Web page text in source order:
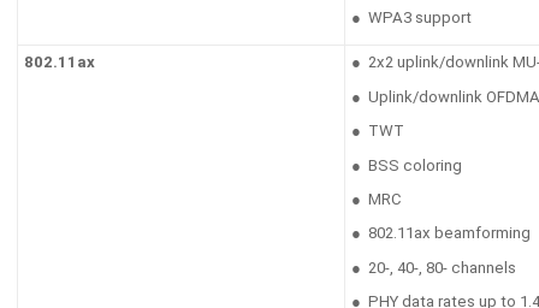
● WPA3 support
802.11ax
● 2x2 uplink/downlink
● Uplink/downlink OFDMA
● TWT
● BSS coloring
● MRC
● 802.11ax beamforming
● 20-, 40-, 80- channels
● PHY data rates up to